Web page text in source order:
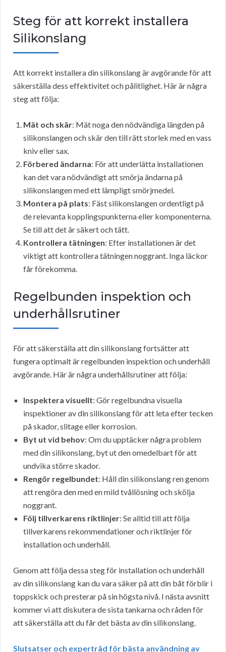
Steg för att korrekt installera
Silikonslang
Att korrekt installera din silikonslang är avgörande för att
säkerställa dess effektivitet och pålitlighet. Här är några
steg att följa:
Mät och skär: Mät noga den nödvändiga längden på
silikonslangen och skär den till rätt storlek med en vass
kniv eller sax.
Förbered ändarna: För att underlätta installationen
kan det vara nödvändigt att smörja ändarna på
silikonslangen med ett lämpligt smörjmedel.
Montera på plats: Fäst silikonslangen ordentligt på
de relevanta kopplingspunkterna eller komponenterna.
Se till att det är säkert och tätt.
Kontrollera tätningen: Efter installationen är det
viktigt att kontrollera tätningen noggrant. Inga läckor
får förekomma.
Regelbunden inspektion och
underhållsrutiner
För att säkerställa att din silikonslang fortsätter att
fungera optimalt är regelbunden inspektion och underhåll
avgörande. Här är några underhållsrutiner att följa:
Inspektera visuellt: Gör regelbundna visuella
inspektioner av din silikonslang för att leta efter tecken
på skador, slitage eller korrosion.
Byt ut vid behov: Om du upptäcker några problem
med din silikonslang, byt ut den omedelbart för att
undvika större skador.
Rengör regelbundet: Håll din silikonslang ren genom
att rengöra den med en mild tvållösning och skölja
noggrant.
Följ tillverkarens riktlinjer: Se alltid till att följa
tillverkarens rekommendationer och riktlinjer för
installation och underhåll.
Genom att följa dessa steg för installation och underhåll
av din silikonslang kan du vara säker på att din båt förblir i
toppskick och presterar på sin högsta nivå. I nästa avsnitt
kommer vi att diskutera de sista tankarna och råden för
att säkerställa att du får det bästa av din silikonslang.
Slutsatser och expertråd för bästa användning av